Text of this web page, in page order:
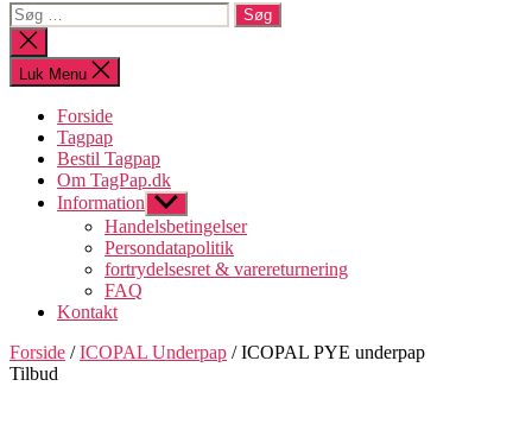
Søg
efter:
Luk
søgning
Luk Menu
Forside
Tagpap
Bestil Tagpap
Om TagPap.dk
Information Vis
undermenu
Handelsbetingelser
Persondatapolitik
fortrydelsesret & varereturnering
FAQ
Kontakt
Forside /ICOPAL Underpap / ICOPAL PYE underpap
Tilbud